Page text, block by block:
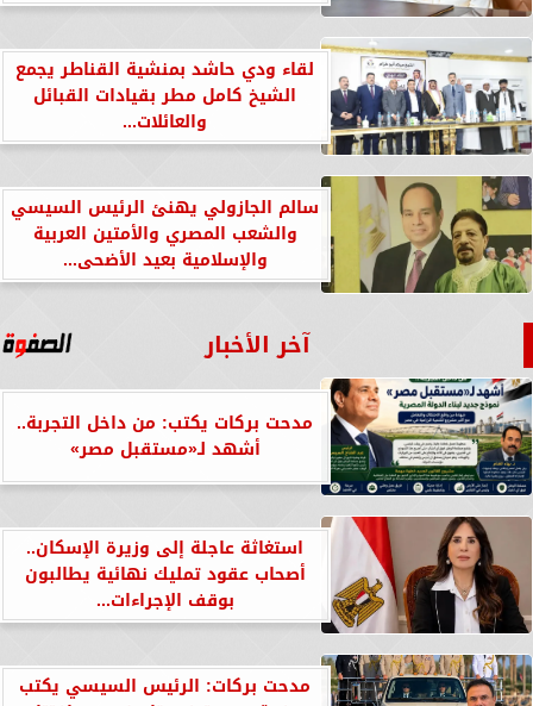
لقاء ودي حاشد بمنشية القناطر يجمع
الشيخ كامل مطر بقيادات القبائل
والعائلات...
سالم الجازولي يهنئ الرئيس السيسي
والشعب المصري والأمتين العربية
والإسلامية بعيد الأضحى...
آخر الأخبار
مدحت بركات يكتب: من داخل التجربة..
أشهد لـ«مستقبل مصر»
استغاثة عاجلة إلى وزيرة الإسكان..
أصحاب عقود تمليك نهائية يطالبون
بوقف الإجراءات...
مدحت بركات: الرئيس السيسي يكتب